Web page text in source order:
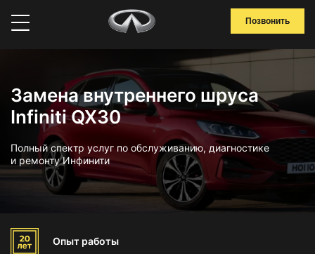
Позвонить
Замена внутреннего шруса
Infiniti QX30
Полный спектр услуг по обслуживанию, диагностике
и ремонту Инфинити
Опыт работы